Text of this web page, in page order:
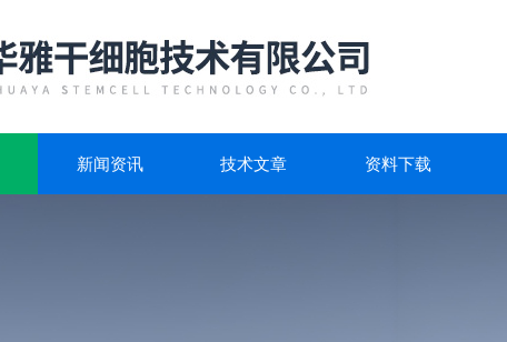
新闻资讯 技术文章 资料下载